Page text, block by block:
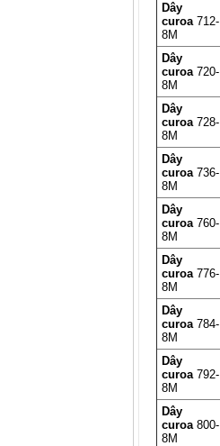
Dây
curoa 712-
8M
Dây
curoa 720-
8M
Dây
curoa 728-
8M
Dây
curoa 736-
8M
Dây
curoa 760-
8M
Dây
curoa 776-
8M
Dây
curoa 784-
8M
Dây
curoa 792-
8M
Dây
curoa 800-
8M